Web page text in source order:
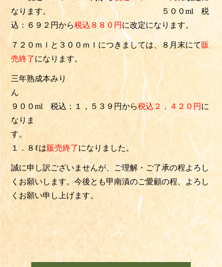
なります。 ５００ml 税
込：６９２円から税込８８０円に改定になります。
７２０ｍｌと３００ｍｌにつきましては、８月末にて販
売終了になります。
三年熟成本みり
９００ml 税込：１，５３９円から税込２，４２０円に
なりま
す。
１．８ℓは販売終了になりました。
誠に申し訳ございませんが、ご理解・ご了承の程よろし
くお願いします。今後とも甲南漬のご愛顧の程、よろし
くお願い申し上げます。